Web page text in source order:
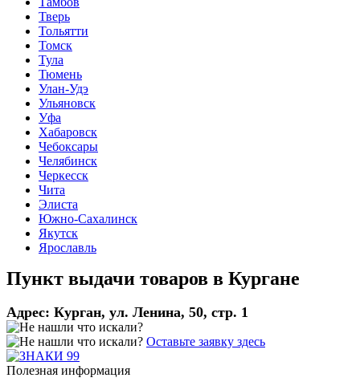
Тверь
Тольятти
Томск
Тула
Тюмень
Улан-Удэ
Ульяновск
Уфа
Хабаровск
Чебоксары
Челябинск
Черкесск
Чита
Элиста
Южно-Сахалинск
Якутск
Ярославль
Пункт выдачи товаров в Кургане
Адрес: Курган, ул. Ленина, 50, стр. 1
Оставьте заявку здесь
Полезная информация